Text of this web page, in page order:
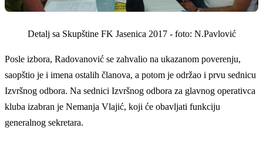
Detalj sa Skupštine FK Jasenica 2017 - foto: N.Pavlović
Posle izbora, Radovanović se zahvalio na ukazanom poverenju,
saopštio je i imena ostalih članova, a potom je održao i prvu sednicu
Izvršnog odbora. Na sednici Izvršnog odbora za glavnog operativca
kluba izabran je Nemanja Vlajić, koji će obavljati funkciju
generalnog sekretara.